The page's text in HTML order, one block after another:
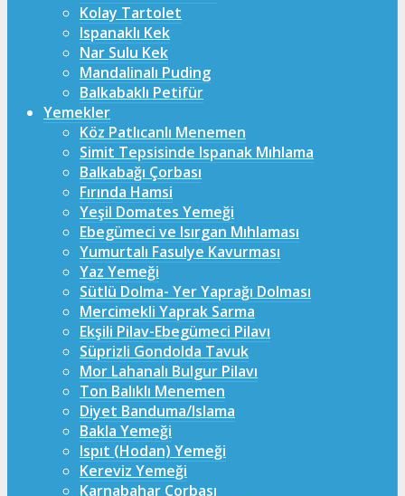
Kolay Tartolet
Ispanaklı Kek
Nar Sulu Kek
Mandalinalı Puding
Balkabaklı Petifür
Yemekler
Köz Patlıcanlı Menemen
Simit Tepsisinde Ispanak Mıhlama
Balkabağı Çorbası
Fırında Hamsi
Yeşil Domates Yemeği
Ebegümeci ve Isırgan Mıhlaması
Yumurtalı Fasulye Kavurması
Yaz Yemeği
Sütlü Dolma- Yer Yaprağı Dolması
Mercimekli Yaprak Sarma
Ekşili Pilav-Ebegümeci Pilavı
Süprizli Gondolda Tavuk
Mor Lahanalı Bulgur Pilavı
Ton Balıklı Menemen
Diyet Banduma/Islama
Bakla Yemeği
Ispıt (Hodan) Yemeği
Kereviz Yemeği
Karnabahar Çorbası